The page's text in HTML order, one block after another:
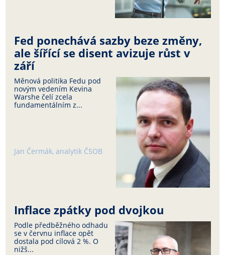
Fed ponechává sazby beze změny,
ale šířící se disent avizuje růst v
září
Měnová politika Fedu pod
novým vedením Kevina
Warshe čelí zcela
fundamentálním z...
Jan Čermák, analytik ČSOB
Inflace zpátky pod dvojkou
Podle předběžného odhadu
se v červnu inflace opět
dostala pod cílová 2 %. O
nižš...